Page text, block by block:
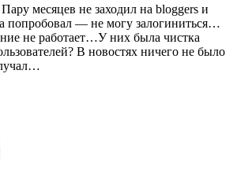
месяцев не заходил на bloggers и
попробовал — не могу залогиниться…
не работает…У них была чистка
В новостях ничего не было